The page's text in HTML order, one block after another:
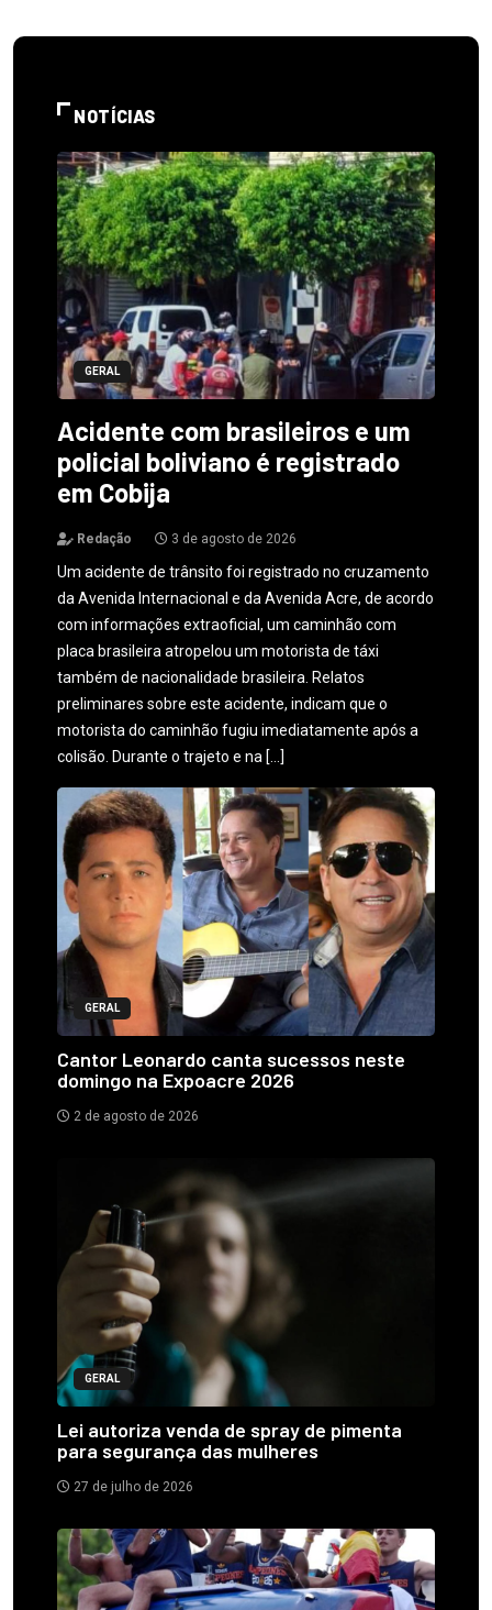
NOTÍCIAS
GERAL
Acidente com brasileiros e um
policial boliviano é registrado
em Cobija
Redação 3 de agosto de 2026
Um acidente de trânsito foi registrado no cruzamento
da Avenida Internacional e da Avenida Acre, de acordo
com informações extraoficial, um caminhão com
placa brasileira atropelou um motorista de táxi
também de nacionalidade brasileira. Relatos
preliminares sobre este acidente, indicam que o
motorista do caminhão fugiu imediatamente após a
colisão. Durante o trajeto e na […]
GERAL
Cantor Leonardo canta sucessos neste
domingo na Expoacre 2026
2 de agosto de 2026
GERAL
Lei autoriza venda de spray de pimenta
para segurança das mulheres
27 de julho de 2026